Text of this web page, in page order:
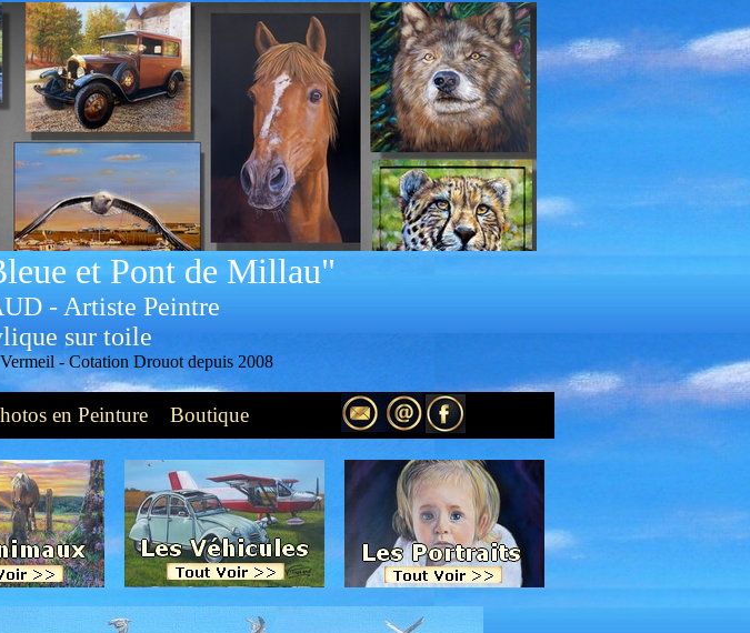
et Pont de Millau"
- Artiste Peintre
sur toile
- Cotation Drouot depuis 2008
en Peinture Boutique